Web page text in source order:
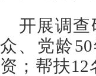
开展调
众、党龄
资；帮扶